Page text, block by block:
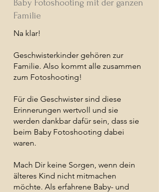
Baby Fotoshooting mit der ganzen
Familie
Na klar!
Geschwisterkinder gehören zur
Familie. Also kommt alle zusammen
zum Fotoshooting!
Für die Geschwister sind diese
Erinnerungen wertvoll und sie
werden dankbar dafür sein, dass sie
beim Baby Fotoshooting dabei
waren.
Mach Dir keine Sorgen, wenn dein
älteres Kind nicht mitmachen
möchte. Als erfahrene Baby- und